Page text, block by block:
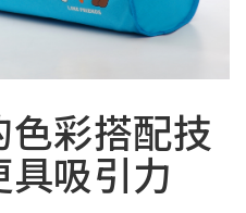
彩搭配技
吸引力